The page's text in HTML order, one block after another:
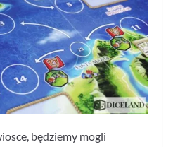
będziemy mogli